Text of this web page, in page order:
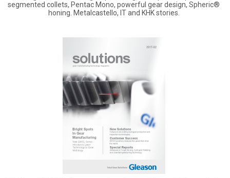
segmented collets, Pentac Mono, powerful gear design, Spheric®
honing. Metalcastello, IT and KHK stories.